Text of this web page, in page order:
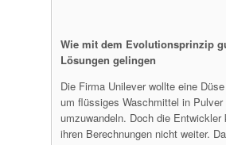
Wie mit dem Evolutionsprinzip
Lösungen gelingen
Die Firma Unilever wollte eine
um flüssiges Waschmittel in Pulver
umzuwandeln. Doch die Entwickler
ihren Berechnungen nicht weiter.